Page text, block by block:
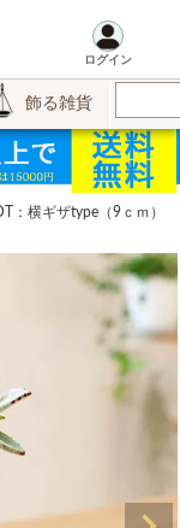
ログイン
飾る雑貨
：横ギザtype（9ｃｍ）